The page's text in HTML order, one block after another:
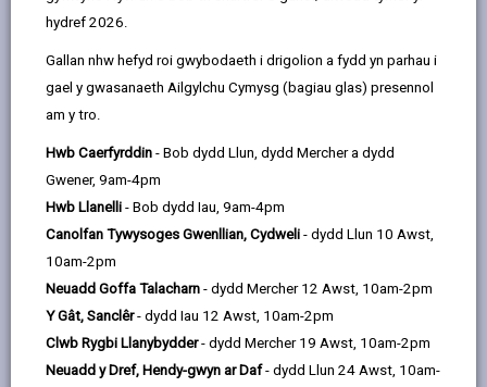
hydref 2026.
Gallan nhw hefyd roi gwybodaeth i drigolion a fydd yn parhau i
gael y gwasanaeth Ailgylchu Cymysg (bagiau glas) presennol
am y tro.
Hwb Caerfyrddin - Bob dydd Llun, dydd Mercher a dydd
Gwener, 9am-4pm
Hwb Llanelli - Bob dydd Iau, 9am-4pm
Canolfan Tywysoges Gwenllian, Cydweli - dydd Llun 10 Awst,
10am-2pm
Neuadd Goffa Talacharn - dydd Mercher 12 Awst, 10am-2pm
Y Gât, Sanclêr- dydd Iau 12 Awst, 10am-2pm
Clwb Rygbi Llanybydder- dydd Mercher 19 Awst, 10am-2pm
Neuadd y Dref, Hendy-gwyn ar Daf- dydd Llun 24 Awst, 10am-
Ysgol Rhys Prichard
Ysgol Rhys Prichard, Cilycwm Road, Llandovery,
SA20 0DY
01550 720736
admin@rhys.ysgol.ccc.cymru
Golwg ar y Prosiect
Mae'r Grant Canolfannau Cymunedol yn
fenter newydd gan Lywodraeth Cymru a
lansiwyd yn 2019. Prif ddiben y Grant
Canolfannau Cymunedol yw defnyddio
buddsoddiad cyfalaf i hwyluso defnydd